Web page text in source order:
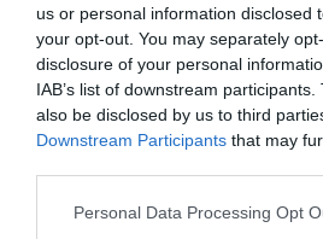
us or personal information disclosed
your opt-out. You may separately
disclosure of your personal
IAB’s list of downstream
also be disclosed by us to third
Downstream Participants that may
Personal Data Processing Opt
Θα πρέπει να επισηµάνω πως η